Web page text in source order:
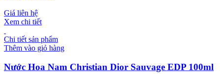
Giá liên hệ
Xem chi tiết
Chi tiết sản phẩm
Thêm vào giỏ hàng
Nước Hoa Nam Christian Dior Sauvage EDP 100ml